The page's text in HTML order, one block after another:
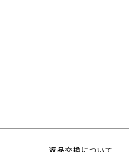
返品交換について